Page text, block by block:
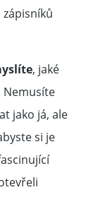
, jaké
Nemusíte
jako já, ale
si je